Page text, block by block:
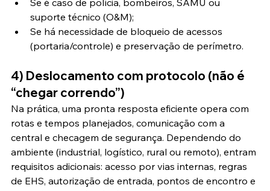
Se é caso de polícia, bombeiros, SAMU ou
suporte técnico (O&M);
Se há necessidade de bloqueio de acessos
(portaria/controle) e preservação de perímetro.
4) Deslocamento com protocolo (não é
“chegar correndo”)
Na prática, uma pronta resposta eficiente opera com
rotas e tempos planejados, comunicação com a
central e checagem de segurança. Dependendo do
ambiente (industrial, logístico, rural ou remoto), entram
requisitos adicionais: acesso por vias internas, regras
de EHS, autorização de entrada, pontos de encontro e